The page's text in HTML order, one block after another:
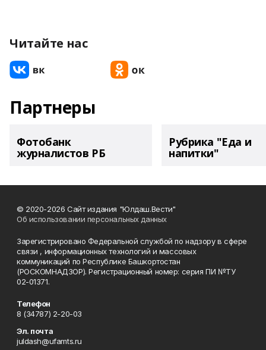
Читайте нас
Партнеры
Фотобанк
журналистов РБ
Рубрика "Еда и
напитки"
© 2020-2026 Сайт издания "Юлдаш.Вести"
Об использовании персональных данных
Зарегистрировано Федеральной службой по надзору в сфере
связи , информационных технологий и массовых
коммуникаций по Республике Башкортостан
(РОСКОМНАДЗОР). Регистрационный номер: серия ПИ №ТУ
02-01371.
Телефон
8 (34787) 2-20-03
Эл. почта
juldash@ufamts.ru